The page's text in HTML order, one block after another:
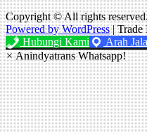
Copyright © All rights
Powered by WordPress |
Hubungi Kami
Arah
×Anindyatrans Whatsapp!